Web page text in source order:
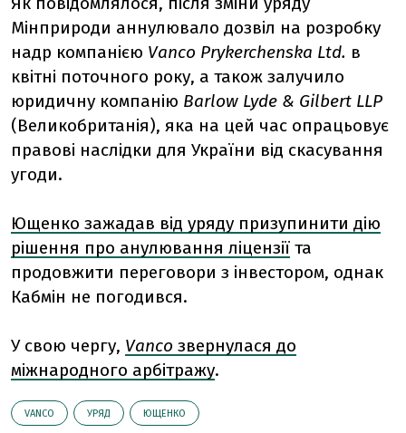
Мінприроди аннулювало дозвіл на розробку
надр компанією Vanco Prykerchenska Ltd. в
квітні поточного року, а також залучило
юридичну компанію Barlow Lyde & Gilbert LLP
(Великобританія), яка на цей час опрацьовує
правові наслідки для України від скасування
угоди.
Ющенко зажадав від уряду призупинити дію
рішення про анулювання ліцензії та
продовжити переговори з інвестором, однак
Кабмін не погодився.
У свою чергу, Vanсo звернулася до
міжнародного арбітражу.
VANCO УРЯД ЮЩЕНКО